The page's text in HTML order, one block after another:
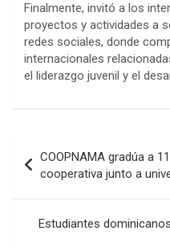
Finalmente, invitó a los
proyectos y actividades a
redes sociales, donde
internacionales
el liderazgo juvenil y el
de
entradas
COOPNAMA gradúa a
cooperativa junto a
Estudiantes